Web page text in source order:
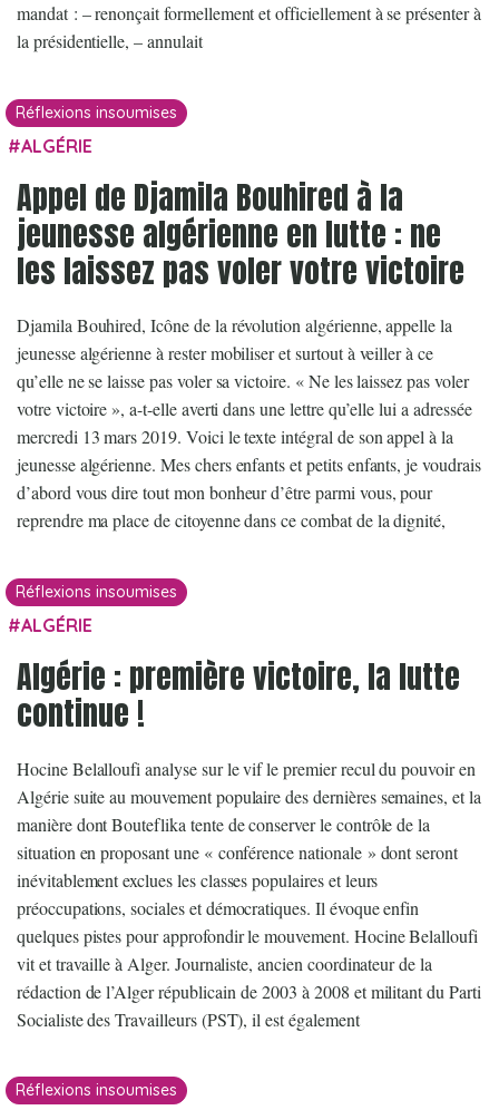
mandat : – renonçait formellement et officiellement à se présenter à
la présidentielle, – annulait
Réflexions insoumises
ALGÉRIE
Appel de Djamila Bouhired à la
jeunesse algérienne en lutte : ne
les laissez pas voler votre victoire
Djamila Bouhired, Icône de la révolution algérienne, appelle la
jeunesse algérienne à rester mobiliser et surtout à veiller à ce
qu’elle ne se laisse pas voler sa victoire. « Ne les laissez pas voler
votre victoire », a-t-elle averti dans une lettre qu’elle lui a adressée
mercredi 13 mars 2019. Voici le texte intégral de son appel à la
jeunesse algérienne. Mes chers enfants et petits enfants, je voudrais
d’abord vous dire tout mon bonheur d’être parmi vous, pour
reprendre ma place de citoyenne dans ce combat de la dignité,
Réflexions insoumises
ALGÉRIE
Algérie : première victoire, la lutte
continue !
Hocine Belalloufi analyse sur le vif le premier recul du pouvoir en
Algérie suite au mouvement populaire des dernières semaines, et la
manière dont Bouteflika tente de conserver le contrôle de la
situation en proposant une « conférence nationale » dont seront
inévitablement exclues les classes populaires et leurs
préoccupations, sociales et démocratiques. Il évoque enfin
quelques pistes pour approfondir le mouvement. Hocine Belalloufi
vit et travaille à Alger. Journaliste, ancien coordinateur de la
rédaction de l’Alger républicain de 2003 à 2008 et militant du Parti
Socialiste des Travailleurs (PST), il est également
Réflexions insoumises